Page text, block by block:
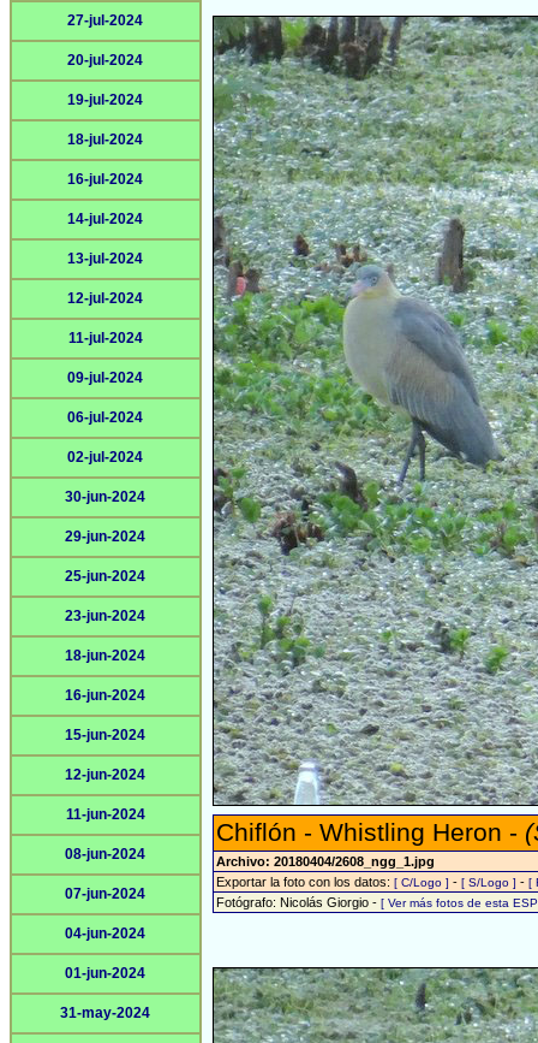
27-jul-2024
20-jul-2024
19-jul-2024
18-jul-2024
16-jul-2024
14-jul-2024
13-jul-2024
12-jul-2024
11-jul-2024
09-jul-2024
06-jul-2024
02-jul-2024
30-jun-2024
29-jun-2024
25-jun-2024
23-jun-2024
18-jun-2024
16-jun-2024
15-jun-2024
12-jun-2024
11-jun-2024
08-jun-2024
07-jun-2024
04-jun-2024
01-jun-2024
31-may-2024
Chiflón - Whistling Heron -
Archivo: 20180404/2608_ngg_1.jpg
Exportar la foto con los datos: [ C/Logo ] - [ S/Logo ] - [
Fotógrafo: Nicolás Giorgio - [ Ver más fotos de esta